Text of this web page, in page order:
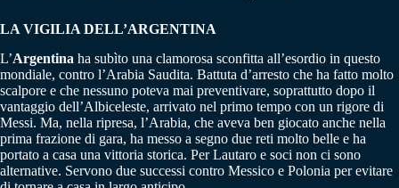
LA VIGILIA DELL’ARGENTINA
L’Argentina ha subìto una clamorosa sconfitta all’esordio in questo
mondiale, contro l’Arabia Saudita. Battuta d’arresto che ha fatto molto
scalpore e che nessuno poteva mai preventivare, soprattutto dopo il
vantaggio dell’Albiceleste, arrivato nel primo tempo con un rigore di
Messi. Ma, nella ripresa, l’Arabia, che aveva ben giocato anche nella
prima frazione di gara, ha messo a segno due reti molto belle e ha
portato a casa una vittoria storica. Per Lautaro e soci non ci sono
alternative. Servono due successi contro Messico e Polonia per evitare